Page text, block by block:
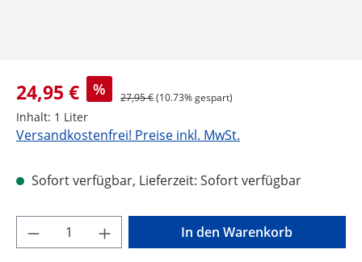
Verkaufspreis:
24,95 € % Regulärer Preis:
27,95 €(10.73% gespart)
Inhalt: 1 Liter
Versandkostenfrei! Preise inkl. MwSt.
Sofort verfügbar, Lieferzeit: Sofort verfügbar
Produkt Anzahl: Gib den gewünschten
In den Warenkorb